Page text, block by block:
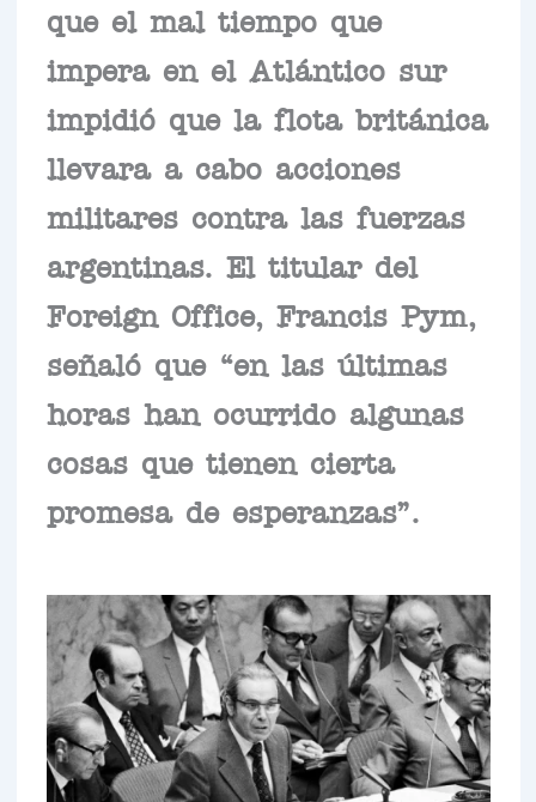
que el mal tiempo que
impera en el Atlántico sur
impidió que la flota británica
llevara a cabo acciones
militares contra las fuerzas
argentinas. El titular del
Foreign Office, Francis Pym,
señaló que “en las últimas
horas han ocurrido algunas
cosas que tienen cierta
promesa de esperanzas”.